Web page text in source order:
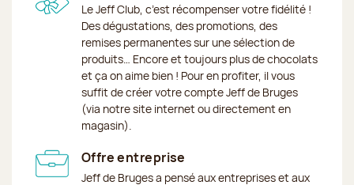
Le Jeff Club, c’est récompenser votre fidélité !
Des dégustations, des promotions, des
remises permanentes sur une sélection de
produits… Encore et toujours plus de chocolats
et ça on aime bien ! Pour en profiter, il vous
suffit de créer votre compte Jeff de Bruges
(via notre site internet ou directement en
magasin).
Offre entreprise
Jeff de Bruges a pensé aux entreprises et aux